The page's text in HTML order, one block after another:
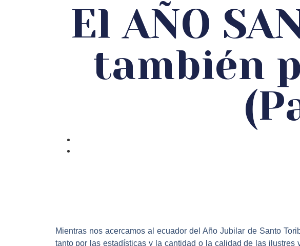
El AÑO
también
Mientras nos acercamos al ecuador del Año Jubilar de Santo
tanto por las estadísticas y la cantidad o la calidad de las